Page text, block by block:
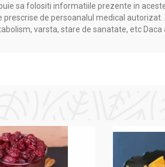
sa folositi informatiile prezente in
de persoanalul medical
varsta, stare de sanatate, etc Daca